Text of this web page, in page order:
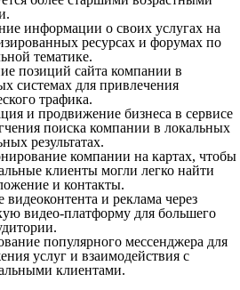
информации о своих услугах на
ресурсах и форумах по
тематике.
позиций сайта компании в
системах для привлечения
трафика.
и продвижение бизнеса в сервисе
поиска компании в локальных
результатах.
компании на картах, чтобы
клиенты могли легко найти
и контакты.
видеоконтента и реклама через
видео-платформу для большего
популярного мессенджера для
услуг и взаимодействия с
клиентами.